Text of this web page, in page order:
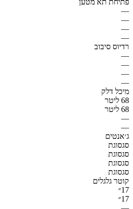
—
—
—
—
רדיוס סיבוב
—
—
—
—
מיכל דלק
68 ליטר
68 ליטר
—
—
ג׳אנטים
סגסוגת
סגסוגת
סגסוגת
סגסוגת
קוטר גלגלים
17״
17״